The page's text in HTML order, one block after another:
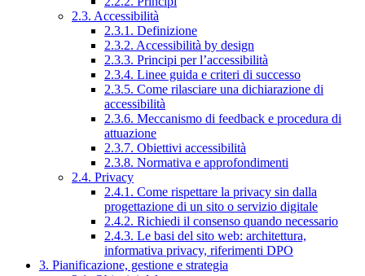
2.3. Accessibilità
2.3.1. Definizione
2.3.2. Accessibilità by design
2.3.3. Principi per l’accessibilità
2.3.4. Linee guida e criteri di successo
2.3.5. Come rilasciare una dichiarazione di
accessibilità
2.3.6. Meccanismo di feedback e procedura di
attuazione
2.3.7. Obiettivi accessibilità
2.3.8. Normativa e approfondimenti
2.4. Privacy
2.4.1. Come rispettare la privacy sin dalla
progettazione di un sito o servizio digitale
2.4.2. Richiedi il consenso quando necessario
2.4.3. Le basi del sito web: architettura,
informativa privacy, riferimenti DPO
3. Pianificazione, gestione e strategia